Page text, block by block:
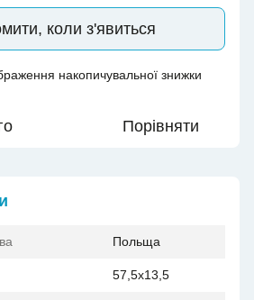
коли з'явиться
накопичувальної знижки
Порівняти
Польща
57,5x13,5